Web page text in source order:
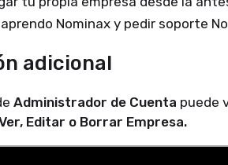
Nominax y pedir soporte
adicional
Administrador de Cuenta puede
Editar o Borrar Empresa.